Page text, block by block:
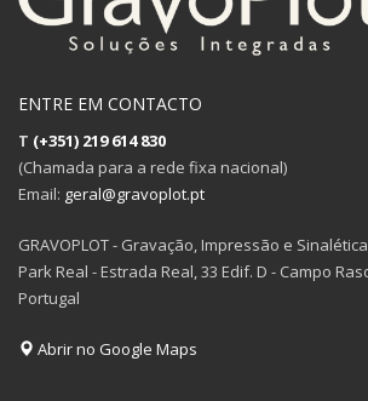
ENTRE EM CONTACTO
T (+351) 219 614 830
(Chamada para a rede fixa nacional)
Email: geral@gravoplot.pt
GRAVOPLOT - Gravação, Impressão e
Park Real - Estrada Real, 33 Edif. D - Campo
Portugal
Abrir no Google Maps